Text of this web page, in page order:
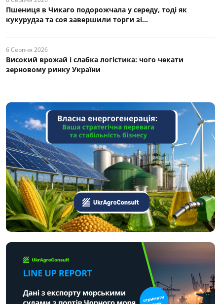
Пшениця в Чикаго подорожчала у середу, тоді як
кукурудза та соя завершили торги зі...
6 Серпня 2026
Високий врожай і слабка логістика: чого чекати
зерновому ринку України